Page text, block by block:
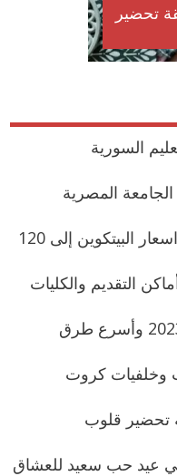
تحضير
السورية
المصرية
ستاندرد تشارترد: توقعات بارتفاع اسعار البيتكوين إلى 120
2023 مواعيد وأماكن التقديم والكليات
موعد ظهور نتيجة الثانوية العامة 2023 وأسرع طرق
بطاقات وخلفيات كروت
تحضير قلوب